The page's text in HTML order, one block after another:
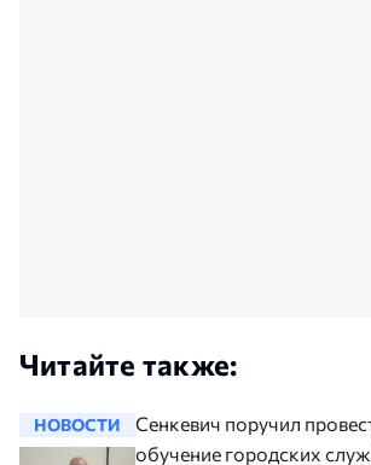
Читайте также:
НОВОСТИ
Сенкевич поручил
обучение городских